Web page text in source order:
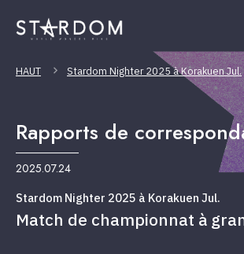
HAUT Stardom Nighter 2025 à Korakuen Jul.
Rapports de
2025.07.24
Stardom Nighter 2025 à Korakuen Jul.
Match de championnat à